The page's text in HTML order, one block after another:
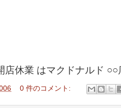
店休業 はマクドナルド
0 件のコメント: